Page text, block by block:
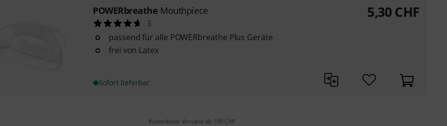
POWERbreathe Mouthpiece
3
passend für alle POWERbreathe Plus Geräte
frei von Latex
Sofort lieferbar
5,30CHF
Kostenloser Versand ab 199 CHF